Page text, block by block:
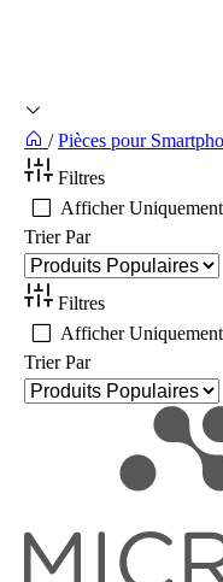
/ Pièces pour
Filtres
Afficher
Trier Par
Filtres
Afficher
Trier Par